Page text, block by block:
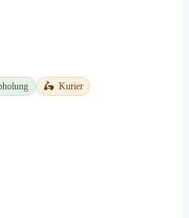
🛵 Kurier